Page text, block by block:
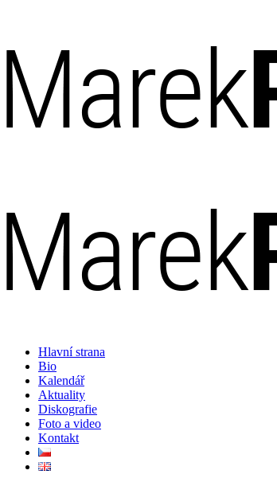
Hlavní strana
Bio
Kalendář
Aktuality
Diskografie
Foto a video
Kontakt